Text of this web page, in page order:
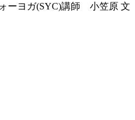
ォーヨガ(SYC)講師 小笠原 文